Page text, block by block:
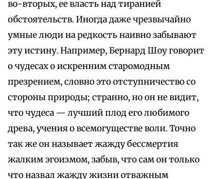
во-вторых, ее власть над тиранией
обстоятельств. Иногда даже чрезвычайно
умные люди на редкость наивно забывают
эту истину. Например, Бернард Шоу говорит
о чудесах о искренним старомодным
презрением, словно это отступничество со
стороны природы; странно, но он не видит,
что чудеса — лучший плод его любимого
древа, учения о всемогуществе воли. Точно
так же он называет жажду бессмертия
жалким эгоизмом, забыв, что сам он только
что назвал жажду жизни отважным